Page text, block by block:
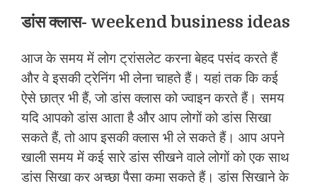
डांस क्लास- weekend business ideas
आज के समय में लोग ट्रांसलेट करना बेहद पसंद करते हैं
और वे इसकी ट्रेनिंग भी लेना चाहते हैं। यहां तक कि कई
ऐसे छात्र भी हैं, जो डांस क्लास को ज्वाइन करते हैं। समय
यदि आपको डांस आता है और आप लोगों को डांस सिखा
सकते हैं, तो आप इसकी क्लास भी ले सकते हैं। आप अपने
खाली समय में कई सारे डांस सीखने वाले लोगों को एक साथ
डांस सिखा कर अच्छा पैसा कमा सकते हैं। डांस सिखाने के